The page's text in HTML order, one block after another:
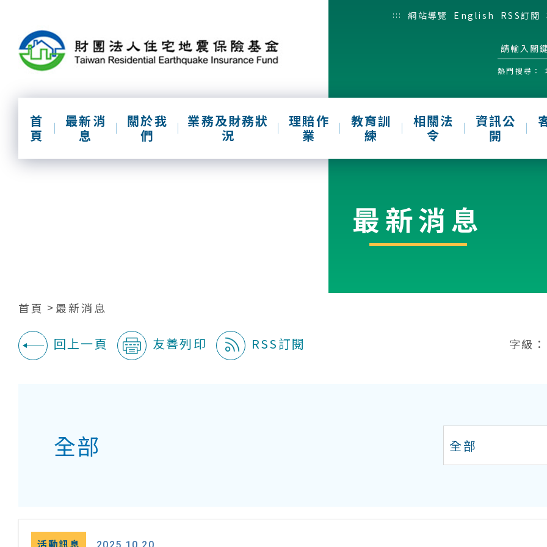
::: 網站導覽 English RSS訂閱
熱門搜尋：
首
頁
最新消
息
關於我
們
業務及財務狀
況
理賠作
業
教育訓
練
相關法
令
資訊公
開
最新消息
首頁 最新消息
回上一頁 友善列印 RSS訂閱 字級：
全部
活動訊息 2025.10.20